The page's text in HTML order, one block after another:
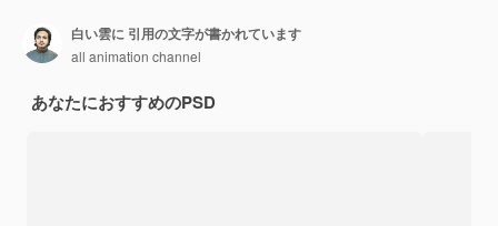
白い雲に 引用の文字が書かれています
all animation channel
あなたにおすすめのPSD